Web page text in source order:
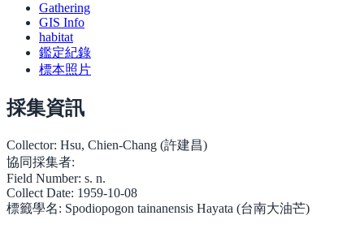
Gathering
GIS Info
habitat
鑑定紀錄
標本照片
採集資訊
Collector: Hsu, Chien-Chang (許建昌)
協同採集者:
Field Number: s. n.
Collect Date: 1959-10-08
標籤學名: Spodiopogon tainanensis Hayata (台南大油芒)